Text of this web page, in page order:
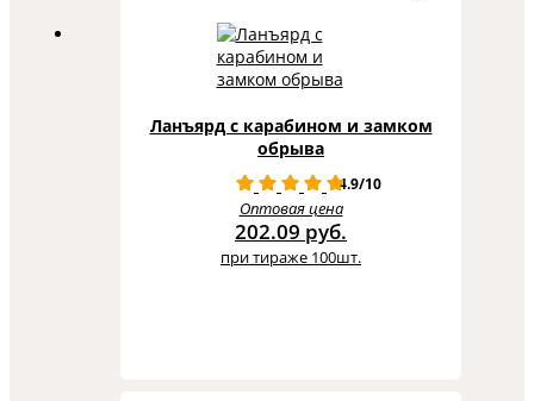
Ланъярд с карабином и замком
обрыва
4.9/10
Оптовая цена
202.09 руб.
при тираже 100шт.